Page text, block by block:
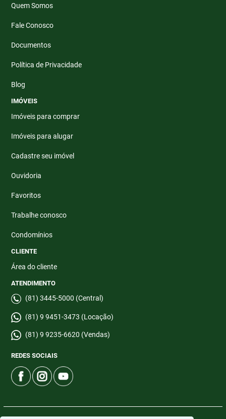
Quem Somos
Fale Conosco
Documentos
Política de Privacidade
Blog
IMÓVEIS
Imóveis para comprar
Imóveis para alugar
Cadastre seu imóvel
Ouvidoria
Favoritos
Trabalhe conosco
Condomínios
CLIENTE
Área do cliente
ATENDIMENTO
(81) 3445-5000 (Central)
(81) 9 9451-3473 (Locação)
(81) 9 9235-6620 (Vendas)
REDES SOCIAIS